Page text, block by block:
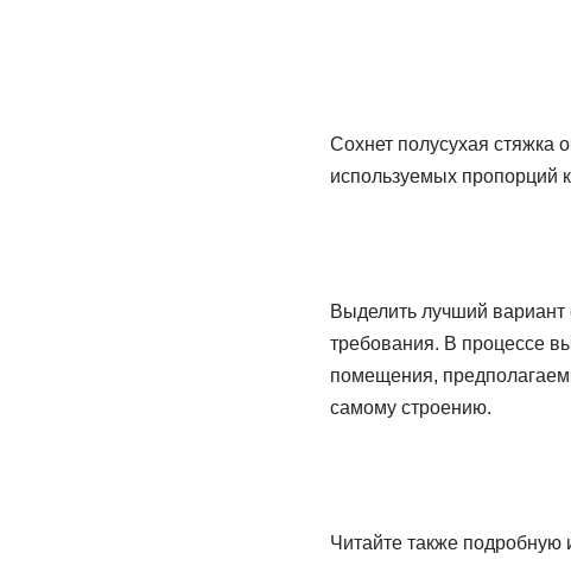
Сохнет полусухая стяжка
используемых пропорций
Выделить лучший
требования. В процессе
помещения,
самому строению.
Читайте также подробную